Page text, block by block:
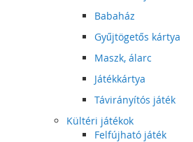
Babaház
Gyűjtögetős kártya
Maszk, álarc
Játékkártya
Távirányítós játék
Kültéri játékok
Felfújható játék